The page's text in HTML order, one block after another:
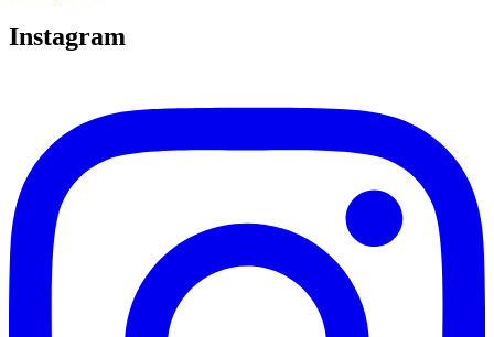
Instagram